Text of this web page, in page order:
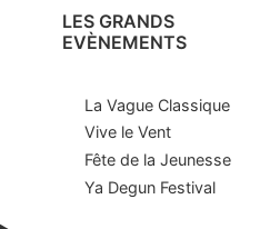
LES GRANDS
EVÈNEMENTS
La Vague Classique
Vive le Vent
Fête de la Jeunesse
Ya Degun Festival